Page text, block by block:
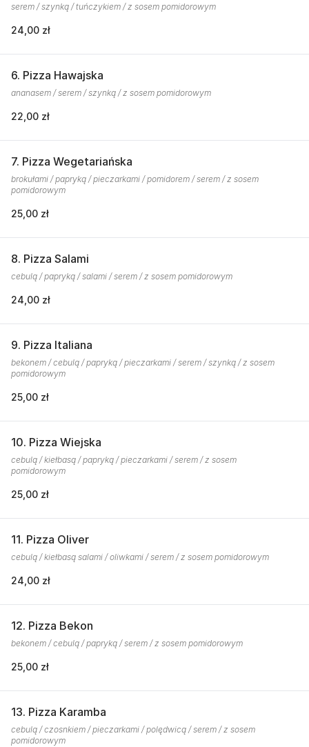
serem / szynką / tuńczykiem / z sosem pomidorowym
24,00 zł
6. Pizza Hawajska
ananasem / serem / szynką / z sosem pomidorowym
22,00 zł
7. Pizza Wegetariańska
brokułami / papryką / pieczarkami / pomidorem / serem / z sosem
pomidorowym
25,00 zł
8. Pizza Salami
cebulą / papryką / salami / serem / z sosem pomidorowym
24,00 zł
9. Pizza Italiana
bekonem / cebulą / papryką / pieczarkami / serem / szynką / z sosem
pomidorowym
25,00 zł
10. Pizza Wiejska
cebulą / kiełbasą / papryką / pieczarkami / serem / z sosem
pomidorowym
25,00 zł
11. Pizza Oliver
cebulą / kiełbasą salami / oliwkami / serem / z sosem pomidorowym
24,00 zł
12. Pizza Bekon
bekonem / cebulą / papryką / serem / z sosem pomidorowym
25,00 zł
13. Pizza Karamba
cebulą / czosnkiem / pieczarkami / polędwicą / serem / z sosem
pomidorowym